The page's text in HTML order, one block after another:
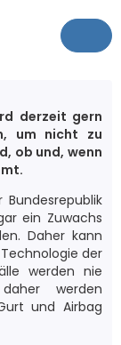
derzeit gern
um nicht zu
ob und, wenn
ein Zuwachs
Daher kann
der
werden nie
werden
und Airbag